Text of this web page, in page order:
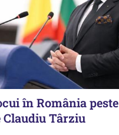
în România
Claudiu Târziu